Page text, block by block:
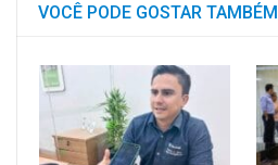
VOCÊ PODE GOSTAR TAMBÉM